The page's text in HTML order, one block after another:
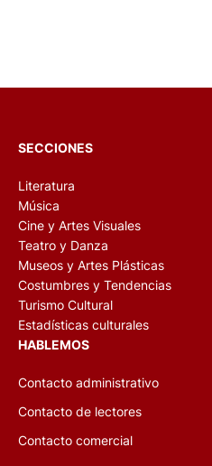
SECCIONES
Literatura
Música
Cine y Artes Visuales
Teatro y Danza
Museos y Artes Plásticas
Costumbres y Tendencias
Turismo Cultural
Estadísticas culturales
HABLEMOS
Contacto administrativo
Contacto de lectores
Contacto comercial